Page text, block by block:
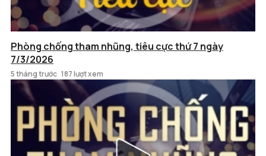
Phòng chống tham nhũng, tiêu cực thứ 7 ngày
7/3/2026
5 tháng trước 187 lượt xem